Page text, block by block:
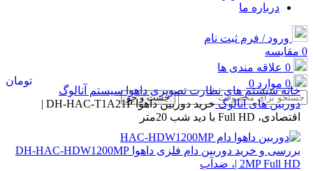
درباره ما
ورود / فرم ثبت نام
0 مقایسه
0 علاقه مندی ها
0 موارد 0 تومان
جست و جو
خانهسیستم های نظارت تصویریداهواسیستم آنالوگ
دوربین های آنالوگ
خرید دوربین داهوا DH-HAC-T1A21P |
اقتصادی، Full HD با دید شب 20متر
بررسی و خرید دوربین دام فلزی داهوا DH-HAC-HDW1200MP
| 2MP Full HD، ضدآب